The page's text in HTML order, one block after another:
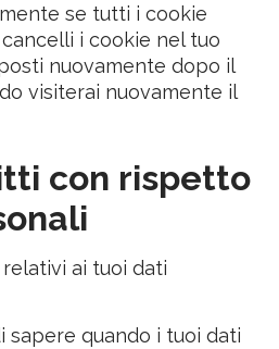
se tutti i cookie
i cookie nel tuo
nuovamente dopo il
visiterai nuovamente il
con rispetto
ai tuoi dati
sapere quando i tuoi dati